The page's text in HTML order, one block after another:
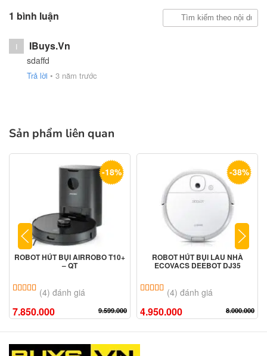
1 bình luận
I IBuys.vn
sdaffd
Trả lời • 3 năm trước
Sản phẩm liên quan
-18%
ROBOT HÚT BỤI AIRROBO T10+
– QT
5.00 trên 5 dựa trên
(4) đánh giá
7.850.000 9.599.000
-38%
ROBOT HÚT BỤI LAU NHÀ
ECOVACS DEEBOT DJ35
5.00 trên 5 dựa trên
(4) đánh giá
4.950.000 8.000.000